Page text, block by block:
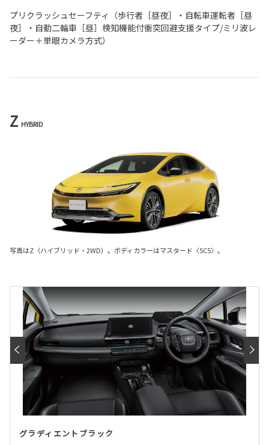
プリクラッシュセーフティ（歩行者［昼夜］・自転車運転者［昼
夜］・自動二輪車［昼］検知機能付衝突回避支援タイプ/ミリ波レ
ーダー＋単眼カメラ方式）
Z HYBRID
写真はZ（ハイブリッド・2WD）。ボディカラーはマスタード〈5C5〉。
グラディエントブラック